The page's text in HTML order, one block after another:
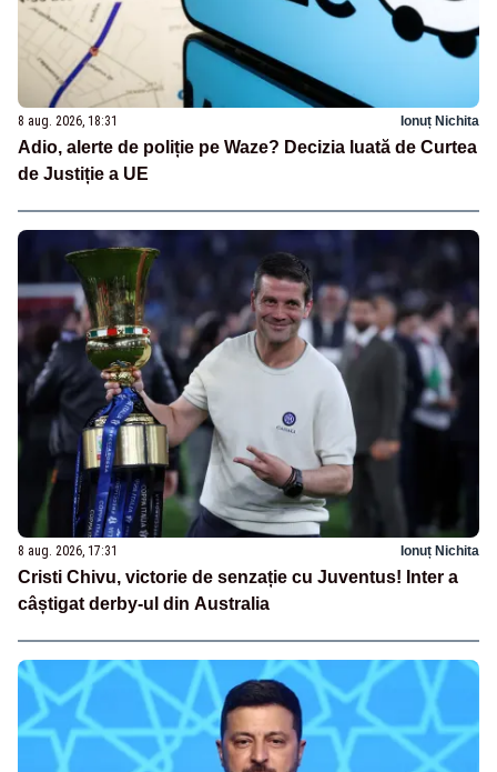
8 aug. 2026, 18:31 Ionuț Nichita
Adio, alerte de poliție pe Waze? Decizia luată de Curtea
de Justiție a UE
8 aug. 2026, 17:31 Ionuț Nichita
Cristi Chivu, victorie de senzație cu Juventus! Inter a
câștigat derby-ul din Australia